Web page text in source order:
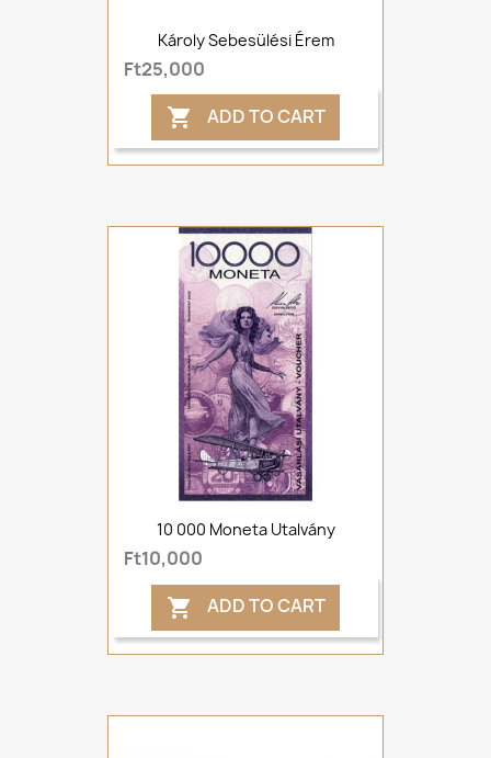
Károly Sebesülési Érem
Ft25,000
 ADD TO CART
10 000 Moneta Utalvány
Ft10,000
 ADD TO CART